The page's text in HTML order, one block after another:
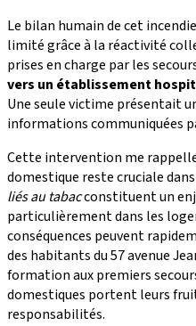
Le bilan humain de cet
limité grâce à la réactivité
prises en charge par les
vers un établissement
Une seule victime présentait
informations communiquées
Cette intervention me
domestique reste cruciale
liés au tabacconstituent un
particulièrement dans les
conséquences peuvent
des habitants du 57 avenue
formation aux premiers
domestiques portent leurs
responsabilités.